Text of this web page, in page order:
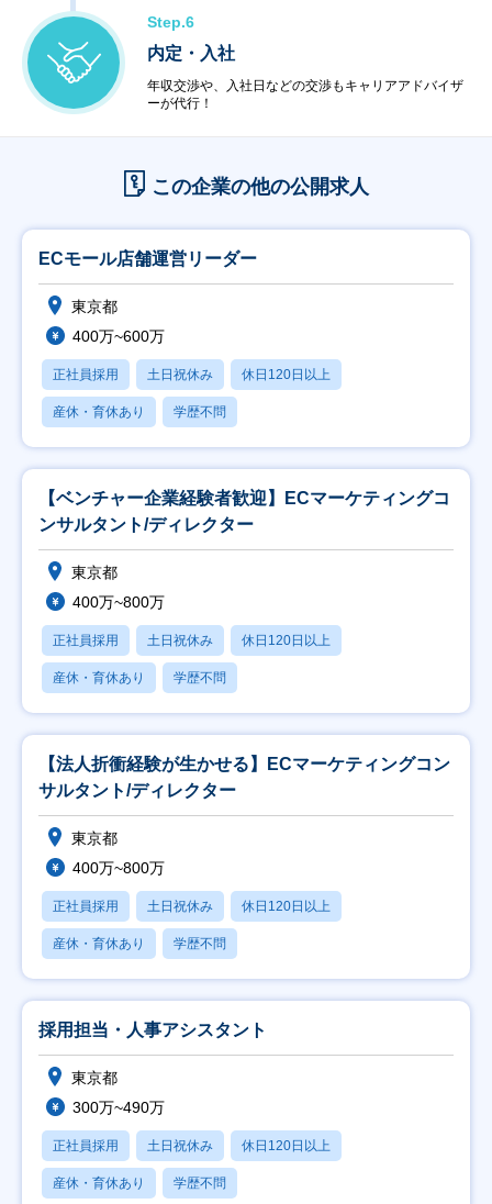
Step.6
内定・入社
年収交渉や、入社日などの交渉もキャリアアドバイザ
ーが代行！
この企業の他の公開求人
ECモール店舗運営リーダー
東京都
400万~600万
正社員採用 土日祝休み 休日120日以上
産休・育休あり 学歴不問
【ベンチャー企業経験者歓迎】ECマーケティングコ
ンサルタント/ディレクター
東京都
400万~800万
正社員採用 土日祝休み 休日120日以上
産休・育休あり 学歴不問
【法人折衝経験が生かせる】ECマーケティングコン
サルタント/ディレクター
東京都
400万~800万
正社員採用 土日祝休み 休日120日以上
産休・育休あり 学歴不問
採用担当・人事アシスタント
東京都
300万~490万
正社員採用 土日祝休み 休日120日以上
産休・育休あり 学歴不問